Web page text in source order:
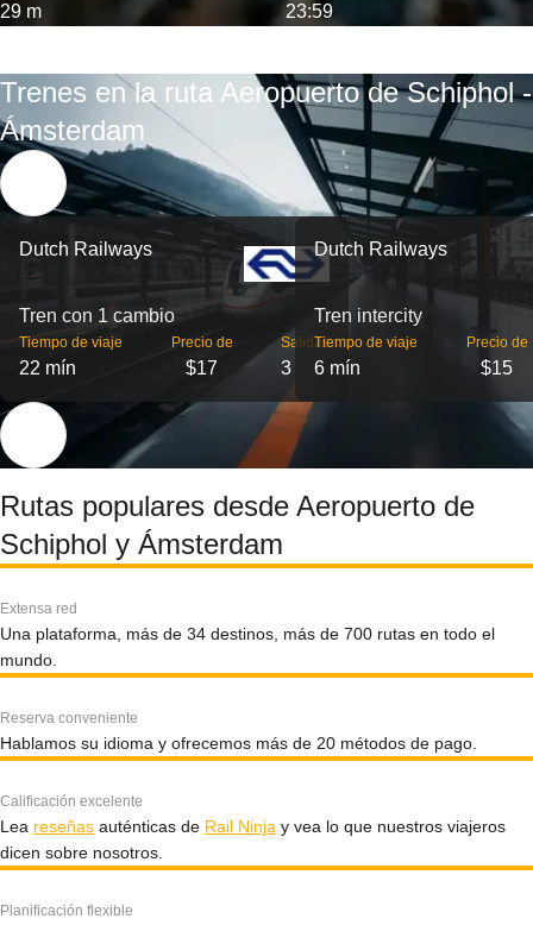
29 m 23:59
Trenes en la ruta Aeropuerto de Schiphol -
Ámsterdam
Dutch Railways
Tren con 1 cambio
Tiempo de viaje
22 mín
Precio de
$17
Salidas
3
Dutch Railways
Tren intercity
Tiempo de viaje
6 mín
Precio de
$15
Rutas populares desde Aeropuerto de
Schiphol y Ámsterdam
Extensa red
Una plataforma, más de 34 destinos, más de 700 rutas en todo el
mundo.
Reserva conveniente
Hablamos su idioma y ofrecemos más de 20 métodos de pago.
Calificación excelente
Lea reseñas auténticas de Rail Ninja y vea lo que nuestros viajeros
dicen sobre nosotros.
Planificación flexible